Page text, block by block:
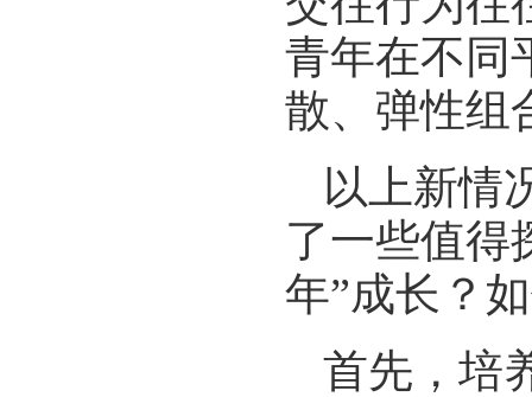
青年在不同
散、弹性组
以上新情
了一些值
年”成长？
首先，培